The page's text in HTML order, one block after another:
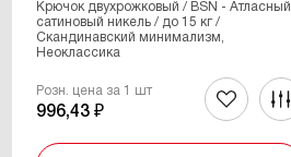
Крючок двухрожковый / BSN - Атласный
сатиновый никель / до 15 кг /
Скандинавский минимализм,
Неоклассика
Розн. цена за 1 шт
996,43 ₽